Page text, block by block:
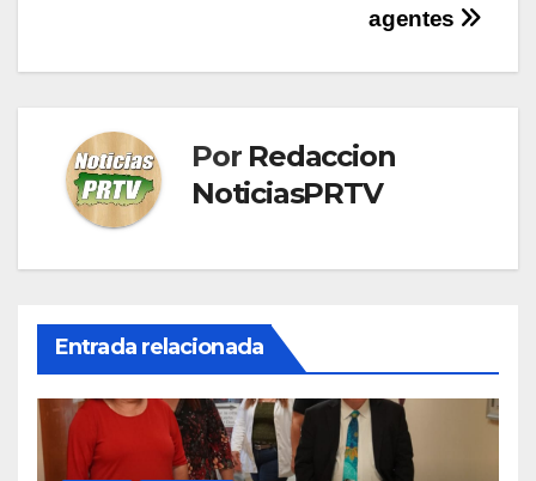
agentes
Por Redaccion
NoticiasPRTV
Entrada relacionada